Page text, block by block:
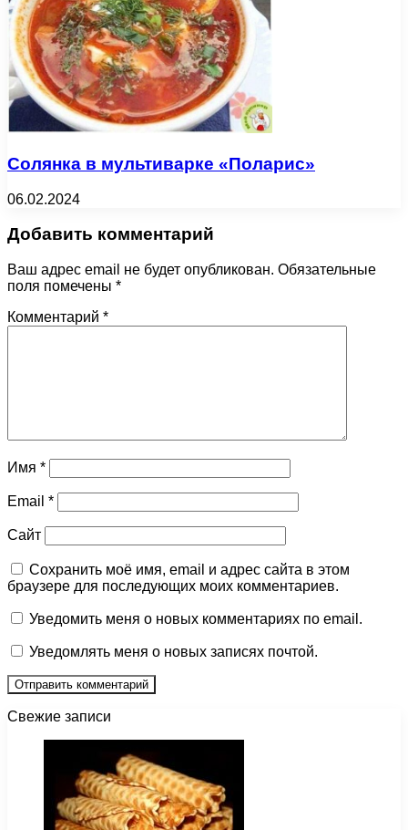
Солянка в мультиварке «Поларис»
06.02.2024
Добавить комментарий
Ваш адрес email не будет опубликован. Обязательные
поля помечены *
Комментарий *
Имя *
Email *
Сайт
Сохранить моё имя, email и адрес сайта в этом
браузере для последующих моих комментариев.
Уведомить меня о новых комментариях по email.
Уведомлять меня о новых записях почтой.
Свежие записи